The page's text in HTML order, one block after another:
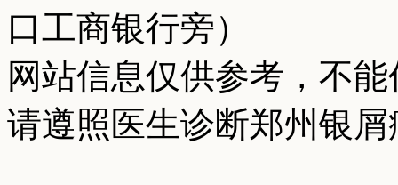
口工商银行旁）
网站信息仅供参考，不
请遵照医生诊断郑州银